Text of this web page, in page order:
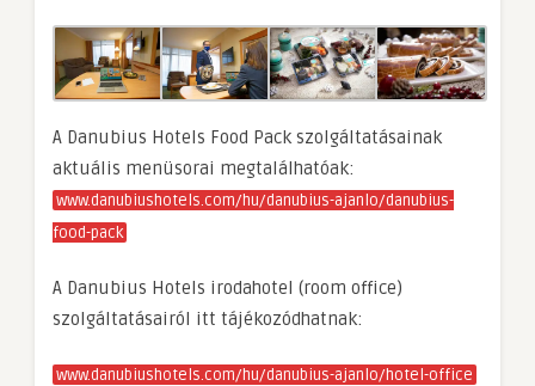
A Danubius Hotels Food Pack szolgáltatásainak
aktuális menüsorai megtalálhatóak:
www.danubiushotels.com/hu/danubius-ajanlo/danubius-
food-pack
A Danubius Hotels irodahotel (room office)
szolgáltatásairól itt tájékozódhatnak:
www.danubiushotels.com/hu/danubius-ajanlo/hotel-office